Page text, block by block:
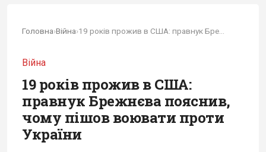
Головна›Війна›
Війна
19 років прожив в США:
правнук Брежнєва пояснив,
чому пішов воювати проти
України